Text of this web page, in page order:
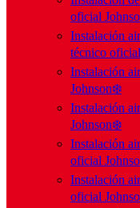
oficial
Instalación
técnico
Instalación
Johnson❄️
Instalación
Johnson❄️
Instalación
oficial
Instalación
oficial